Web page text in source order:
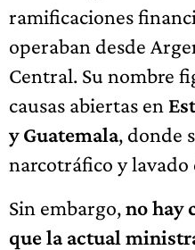
ramificaciones
operaban desde
Central. Su nombre
causas abiertas en
y Guatemala, donde
narcotráfico y lavado
Sin embargo,no hay
que la actual